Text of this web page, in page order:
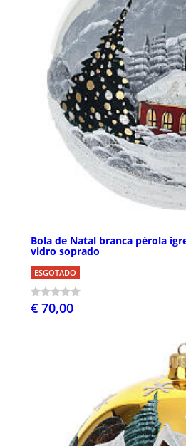
Bola de Natal branca pérola
vidro soprado
ESGOTADO
€ 70,00